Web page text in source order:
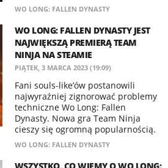
WO LONG: FALLEN DYNASTY
WO LONG: FALLEN DYNASTY JEST
NAJWIĘKSZĄ PREMIERĄ TEAM
NINJA NA STEAMIE
PIĄTEK, 3 MARCA 2023 (19:09)
Fani souls-like’ów postanowili
najwyraźniej zignorować problemy
techniczne Wo Long: Fallen
Dynasty. Nowa gra Team Ninja
cieszy się ogromną popularnością.
WO LONG: FALLEN DYNASTY